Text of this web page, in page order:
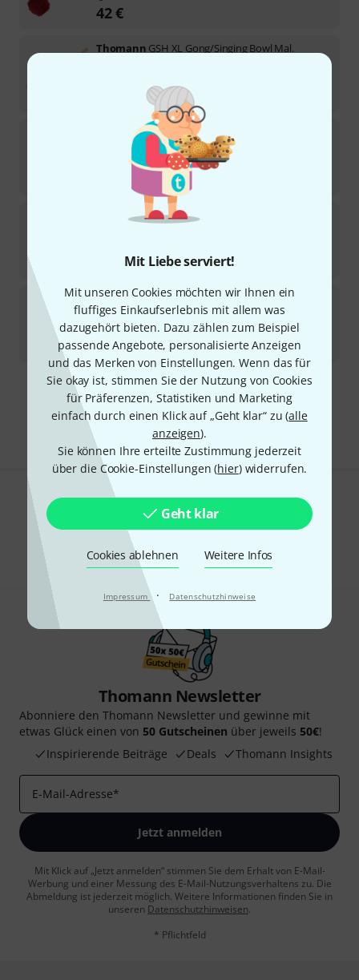
Mit Liebe serviert!
Mit unseren Cookies möchten wir Ihnen ein
fluffiges Einkaufserlebnis mit allem was
dazugehört bieten. Dazu zählen zum Beispiel
passende Angebote, personalisierte Anzeigen
und das Merken von Einstellungen. Wenn das für
Sie okay ist, stimmen Sie der Nutzung von Cookies
für Präferenzen, Statistiken und Marketing
einfach durch einen Klick auf „Geht klar“ zu (alle
anzeigen).
Sie können Ihre erteilte Zustimmung jederzeit
über die Cookie-Einstellungen (hier) widerrufen.
Geht klar
Cookies ablehnen Weitere Infos
Impressum · Datenschutzhinweise
42€
Thomann GSH XL Gong/Singing Bowl Mal.
ThomannKSHG 25 Singing Bowl Mallet
17
Sofort lieferbar
ThomannKSHF 25 Singing Bowl Mallet
ThomannKSHG 20 Singing Bowl Mallet
15
Lieferbar in mehreren Monaten
3,50€
Kostenloser Versand ab 29 €
Alle Preise inkl. MwSt.
Gefällt Ihnen, was Sie sehen?
Teilen
Thomann Newsletter
Abonniere den Thomann Newsletter und gewinne mit
etwas Glück einen von 50 Gutscheinen über jeweils 50€!
Inspirierende Beiträge
Deals Thomann Insights
E-Mail-Adresse*
Jetzt anmelden
Mit Klick auf „Jetzt anmelden“ stimmen Sie dem Erhalt von E-Mail-
Werbung und einer Messung des E-Mail-Nutzungsverhaltens zu. Die
Abmeldung ist jederzeit möglich. Weitere Informationen finden Sie in
unseren Datenschutzhinweisen.
* Pflichtfeld